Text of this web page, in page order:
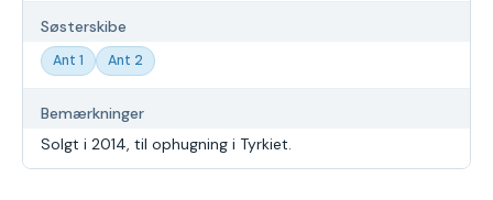
Søsterskibe
Ant 1 Ant 2
Bemærkninger
Solgt i 2014, til ophugning i Tyrkiet.